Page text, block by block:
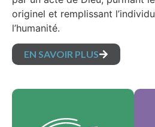
originel et remplissant
l’humanité.
EN SAVOIR PLUS